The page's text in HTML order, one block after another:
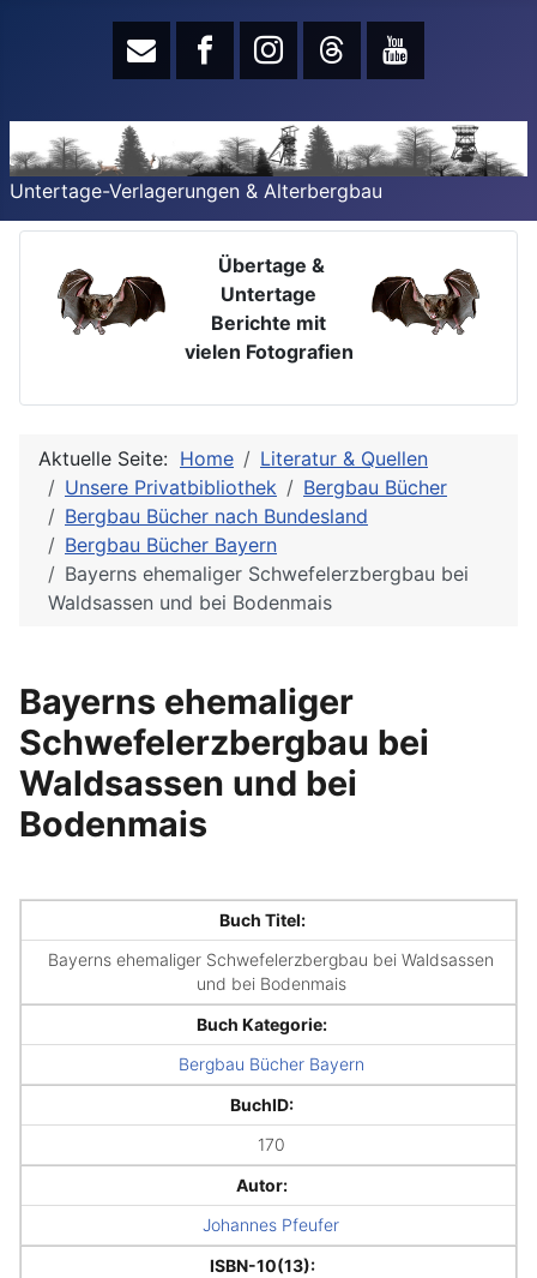
Untertage-Verlagerungen & Alterbergbau
Übertage &
Untertage
Berichte mit
vielen Fotografien
Aktuelle Seite: Home
Literatur & Quellen
Unsere Privatbibliothek
Bergbau Bücher
Bergbau Bücher nach Bundesland
Bergbau Bücher Bayern
Bayerns ehemaliger Schwefelerzbergbau bei
Waldsassen und bei Bodenmais
Bayerns ehemaliger
Schwefelerzbergbau bei
Waldsassen und bei
Bodenmais
Buch Titel:
Bayerns ehemaliger Schwefelerzbergbau bei Waldsassen
und bei Bodenmais
Buch Kategorie:
Bergbau Bücher Bayern
BuchID:
170
Autor:
Johannes Pfeufer
ISBN-10(13):